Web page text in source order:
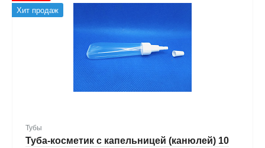
Хит продаж
Тубы
Туба-косметик с капельницей (канюлей) 10